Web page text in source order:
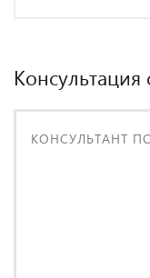
Консультация
КОНСУЛЬТАНТ